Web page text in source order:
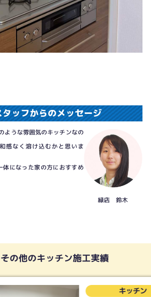
ッフからのメッセージ
ような雰囲気のキッチンなの
感なく溶け込むかと思いま
体になった家の方におすすめ
緑店 鈴木
その他のキッチン施工実績
キッチン